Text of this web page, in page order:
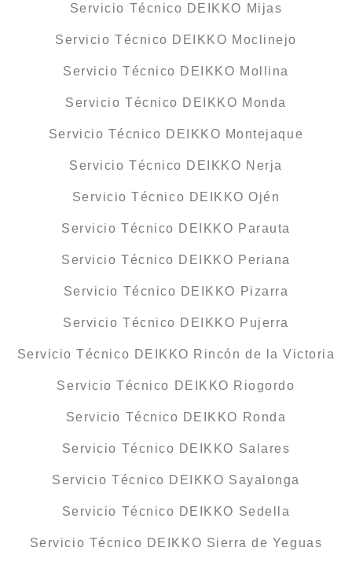
Servicio Técnico DEIKKO Mijas
Servicio Técnico DEIKKO Moclinejo
Servicio Técnico DEIKKO Mollina
Servicio Técnico DEIKKO Monda
Servicio Técnico DEIKKO Montejaque
Servicio Técnico DEIKKO Nerja
Servicio Técnico DEIKKO Ojén
Servicio Técnico DEIKKO Parauta
Servicio Técnico DEIKKO Periana
Servicio Técnico DEIKKO Pizarra
Servicio Técnico DEIKKO Pujerra
Servicio Técnico DEIKKO Rincón de la Victoria
Servicio Técnico DEIKKO Riogordo
Servicio Técnico DEIKKO Ronda
Servicio Técnico DEIKKO Salares
Servicio Técnico DEIKKO Sayalonga
Servicio Técnico DEIKKO Sedella
Servicio Técnico DEIKKO Sierra de Yeguas